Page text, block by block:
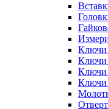
Ключи
Ключи
Ключи
Ключи